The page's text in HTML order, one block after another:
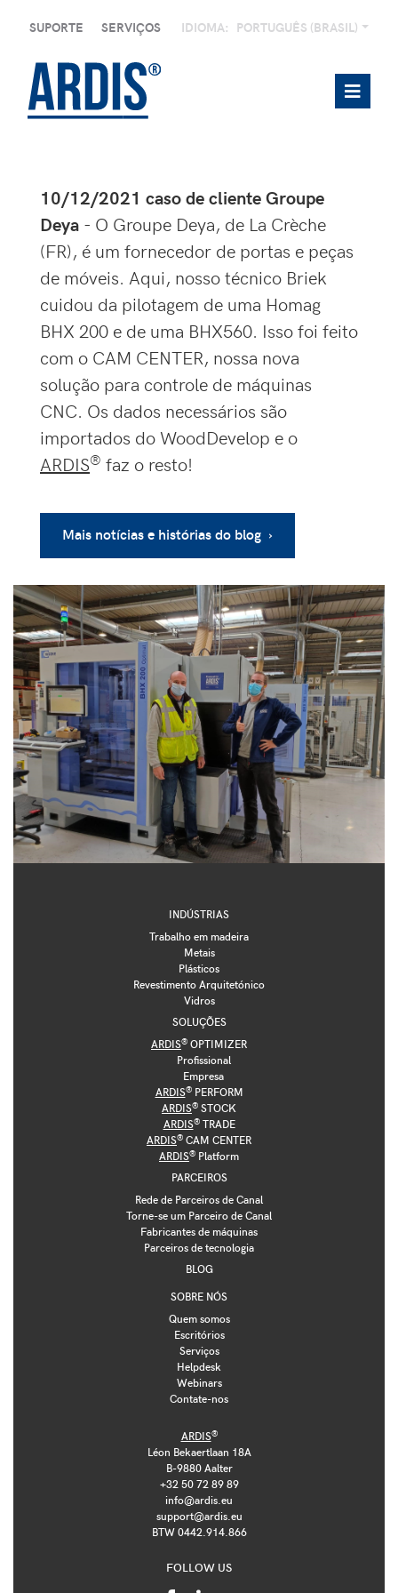
SUPORTE SERVIÇOS IDIOMA: PORTUGUÊS (BRASIL)
10/12/2021 caso de cliente Groupe
Deya - O Groupe Deya, de La Crèche
(FR), é um fornecedor de portas e peças
de móveis. Aqui, nosso técnico Briek
cuidou da pilotagem de uma Homag
BHX 200 e de uma BHX560. Isso foi feito
com o CAM CENTER, nossa nova
solução para controle de máquinas
CNC. Os dados necessários são
importados do WoodDevelop e o
ARDIS® faz o resto!
Mais notícias e histórias do blog ›
INDÚSTRIAS
Trabalho em madeira
Metais
Plásticos
Revestimento Arquitetónico
Vidros
SOLUÇÕES
ARDIS® OPTIMIZER
Profissional
Empresa
ARDIS®PERFORM
ARDIS® STOCK
ARDIS®TRADE
ARDIS® CAM CENTER
ARDIS® Platform
PARCEIROS
Rede de Parceiros de Canal
Torne-se um Parceiro de Canal
Fabricantes de máquinas
Parceiros de tecnologia
BLOG
SOBRE NÓS
Quem somos
Escritórios
Serviços
Helpdesk
Webinars
Contate-nos
ARDIS®
Léon Bekaertlaan 18A
B-9880 Aalter
+32 50 72 89 89
info@ardis.eu
support@ardis.eu
BTW 0442.914.866
FOLLOW US